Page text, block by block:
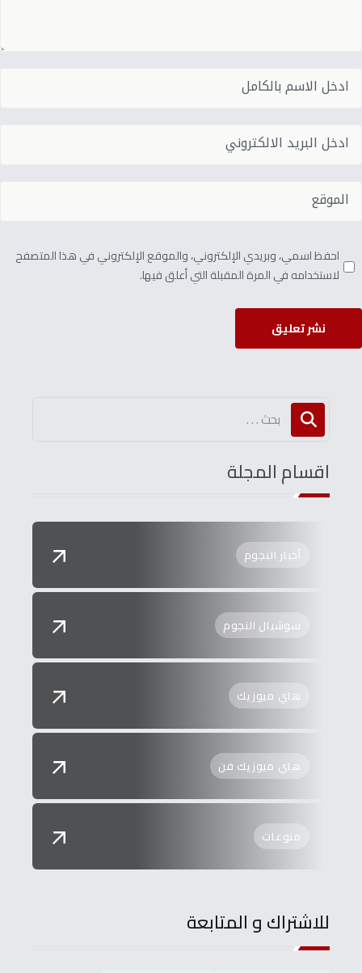
احفظ اسمي، وبريدي الإلكتروني، والموقع الإلكتروني في هذا المتصفح
لاستخدامه في المرة المقبلة التي أعلق فيها.
نشر تعليق
اقسام المجلة
أخبار النجوم
سوشيال النجوم
هاي ميوزيك
هاي ميوزيك فن
منوعات
للاشتراك و المتابعة